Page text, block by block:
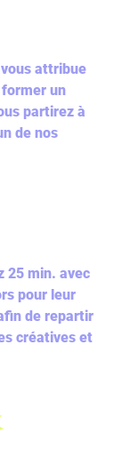
attribue
un
partirez à
de nos
25 min. avec
pour leur
de repartir
créatives et